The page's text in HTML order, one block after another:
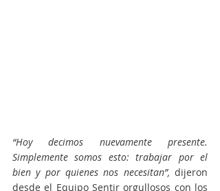
“Hoy decimos nuevamente presente.
Simplemente somos esto: trabajar por el
bien y por quienes nos necesitan”, dijeron
desde el Equipo Sentir orgullosos con los